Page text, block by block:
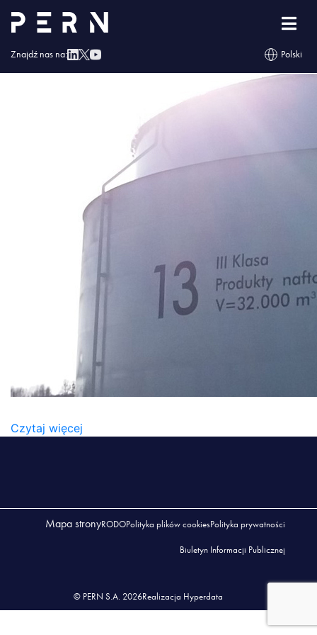
Znajdź nas na: Polski
nowy_banner
Czytaj więcej
Mapa stronyRODOPolityka plików cookiesPolityka prywatności
Biuletyn Informacji Publicznej
© PERN S.A. 2026Realizacja Hyperdata